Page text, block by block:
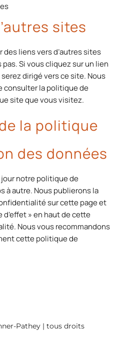
sites
liens vers d’autres sites
Si vous cliquez sur un lien
dirigé vers ce site. Nous
consulter la politique de
site que vous visitez.
la politique
des données
notre politique de
à autre. Nous publierons la
sur cette page et
d’effet » en haut de cette
Nous vous recommandons
cette politique de
Pathey | tous droits